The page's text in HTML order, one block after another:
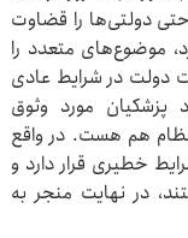
دولتی‌ها را قضاوت
موضوع‌های متعدد را
دولت در شرایط عادی
مورد وثوق
نظام هم هست. در واقع
خطیری قرار دارد و
در نهایت منجر به